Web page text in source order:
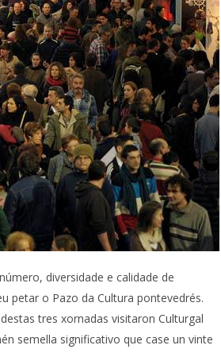
diversidade e calidade de
petar o Pazo da Cultura pontevedrés.
tres xornadas visitaron Culturgal
semella significativo que case un vinte